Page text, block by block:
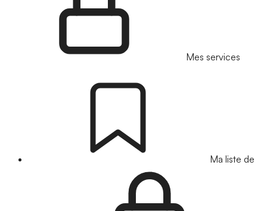
Mes services
Ma liste de